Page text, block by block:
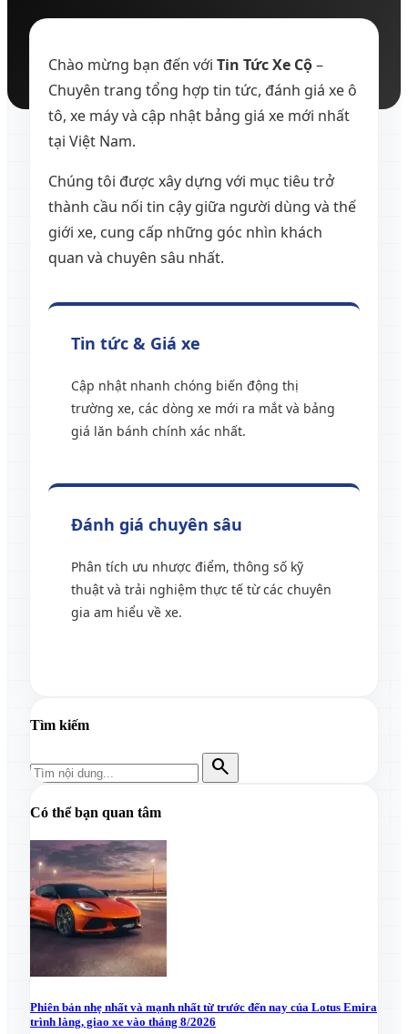
Chào mừng bạn đến với Tin Tức Xe Cộ–
Chuyên trang tổng hợp tin tức, đánh giá xe ô
tô, xe máy và cập nhật bảng giá xe mới nhất
tại Việt Nam.
Chúng tôi được xây dựng với mục tiêu trở
thành cầu nối tin cậy giữa người dùng và thế
giới xe, cung cấp những góc nhìn khách
quan và chuyên sâu nhất.
Tin tức & Giá xe
Cập nhật nhanh chóng biến động thị
trường xe, các dòng xe mới ra mắt và bảng
giá lăn bánh chính xác nhất.
Đánh giá chuyên sâu
Phân tích ưu nhược điểm, thông số kỹ
thuật và trải nghiệm thực tế từ các chuyên
gia am hiểu về xe.
Tìm kiếm
search
Có thể bạn quan tâm
Phiên bản nhẹ nhất và mạnh nhất từ trước đến nay của Lotus Emira
trình làng, giao xe vào tháng 8/2026